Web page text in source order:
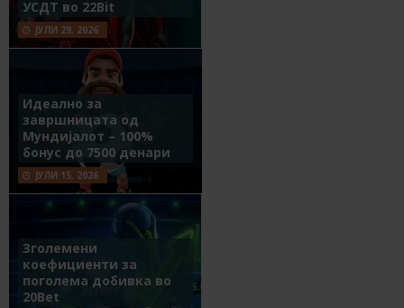
УСДТ во 22Bit
ЈУЛИ 29, 2026
Идеално за
завршницата од
Мундијалот – 100%
бонус до 7500 денари
ЈУЛИ 15, 2026
Зголемени
коефициенти за
поголема добивка во
20Bet